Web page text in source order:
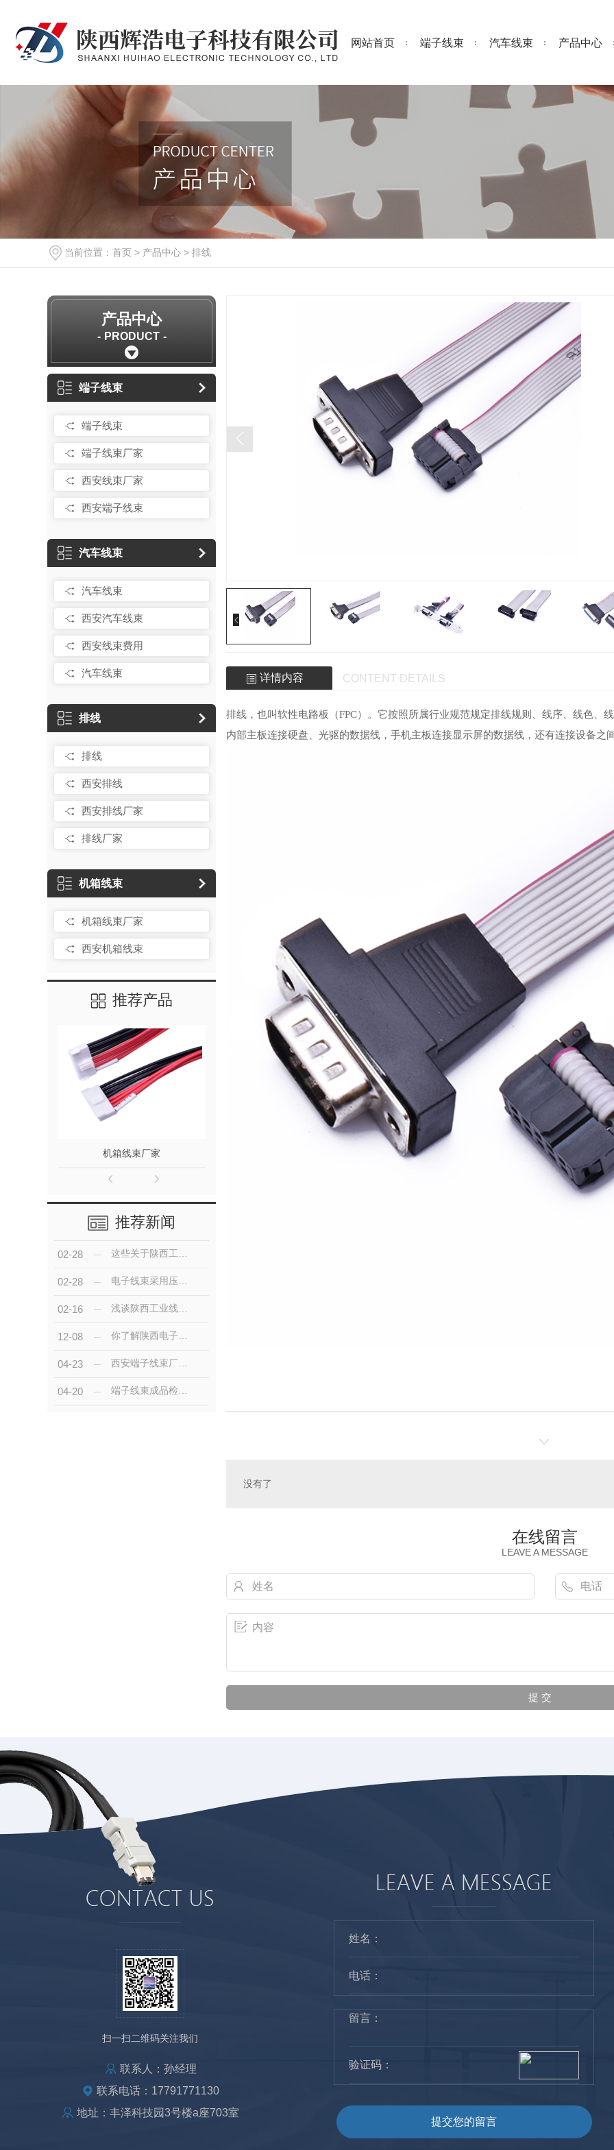
网站首页 端子线束 汽车线束 产品中心
当前位置： 首页 > 产品中心 > 排线
产品中心
PRODUCT
端子线束
端子线束
端子线束厂家
西安线束厂家
西安端子线束
汽车线束
汽车线束
西安汽车线束
西安线束费用
汽车线束
排线
排线
西安排线
西安排线厂家
排线厂家
机箱线束
机箱线束厂家
西安机箱线束
推荐产品
机箱线束厂家
推荐新闻
02-28
02-28
02-16
12-08
04-23
04-20
详情内容 CONTENT DETAILS
排线 ，也叫软性电路板（FPC）。它按照所属行业规范规定排线规则、线序、线色、
内部主板连接硬盘、光驱的数据线，手机主板连接显示屏的数据线，还有连接设备之
没有了
在线留言
LEAVE A MESSAGE
扫一扫二维码关注我们
联系人：孙经理
联系电话：17791771130
地址：丰泽科技园3号楼a座703室
提交您的留言